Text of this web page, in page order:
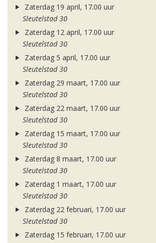
Zaterdag 19 april, 17.00 uur
Sleutelstad 30
Zaterdag 12 april, 17.00 uur
Sleutelstad 30
Zaterdag 5 april, 17.00 uur
Sleutelstad 30
Zaterdag 29 maart, 17.00 uur
Sleutelstad 30
Zaterdag 22 maart, 17.00 uur
Sleutelstad 30
Zaterdag 15 maart, 17.00 uur
Sleutelstad 30
Zaterdag 8 maart, 17.00 uur
Sleutelstad 30
Zaterdag 1 maart, 17.00 uur
Sleutelstad 30
Zaterdag 22 februari, 17.00 uur
Sleutelstad 30
Zaterdag 15 februari, 17.00 uur